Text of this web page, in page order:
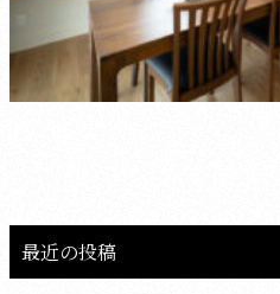
最近の投稿